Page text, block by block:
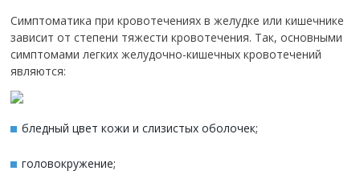
Симптоматика при кровотечениях в желудке или кишечнике
зависит от степени тяжести кровотечения. Так, основными
симптомами легких желудочно-кишечных кровотечений
являются:
бледный цвет кожи и слизистых оболочек;
головокружение;